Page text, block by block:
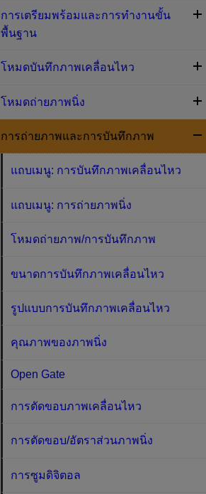
การเตรียมพร้อมและการทำงานขั้น
พื้นฐาน
โหมดบันทึกภาพเคลื่อนไหว
โหมดถ่ายภาพนิ่ง
การถ่ายภาพและการบันทึกภาพ
แถบเมนู: การบันทึกภาพเคลื่อนไหว
แถบเมนู: การถ่ายภาพนิ่ง
โหมดถ่ายภาพ/การบันทึกภาพ
ขนาดการบันทึกภาพเคลื่อนไหว
รูปแบบการบันทึกภาพเคลื่อนไหว
คุณภาพของภาพนิ่ง
Open Gate
การตัดขอบภาพเคลื่อนไหว
การตัดขอบ/อัตราส่วนภาพนิ่ง
การซูมดิจิตอล